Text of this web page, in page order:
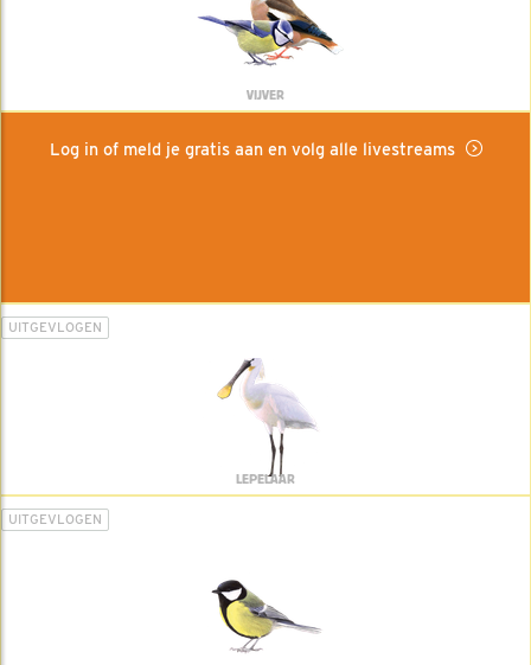
VIJVER
Log in of meld je gratis aan en volg alle livestreams
UITGEVLOGEN
LEPELAAR
UITGEVLOGEN